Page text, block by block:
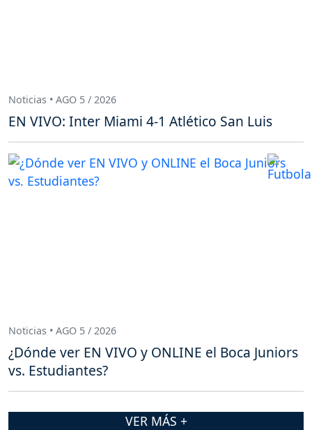
Noticias • AGO 5 / 2026
EN VIVO: Inter Miami 4-1 Atlético San Luis
Noticias • AGO 5 / 2026
¿Dónde ver EN VIVO y ONLINE el Boca Juniors
vs. Estudiantes?
VER MÁS +